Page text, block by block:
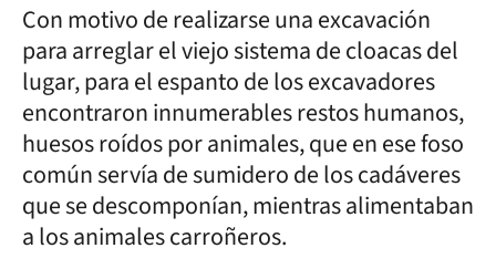
Con motivo de realizarse una excavación
para arreglar el viejo sistema de cloacas del
lugar, para el espanto de los excavadores
encontraron innumerables restos humanos,
huesos roídos por animales, que en ese foso
común servía de sumidero de los cadáveres
que se descomponían, mientras alimentaban
a los animales carroñeros.